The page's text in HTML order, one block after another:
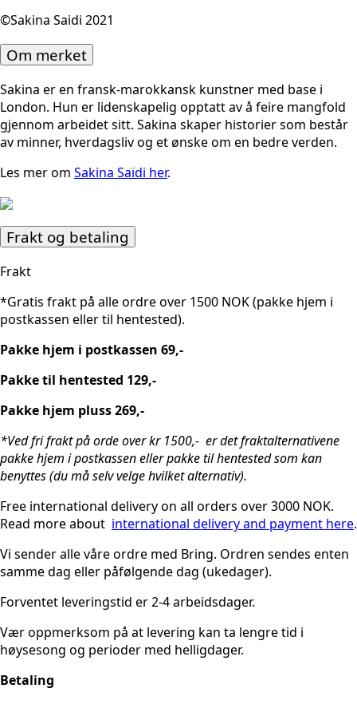
©Sakina Saidi 2021
Om merket
Sakina er en fransk-marokkansk kunstner med base i
London. Hun er lidenskapelig opptatt av å feire mangfold
gjennom arbeidet sitt. Sakina skaper historier som består
av minner, hverdagsliv og et ønske om en bedre verden.
Les mer om Sakina Saïdi her.
Frakt og betaling
Frakt
*Gratis frakt på alle ordre over 1500 NOK (pakke hjem i
postkassen eller til hentested).
Pakke hjem i postkassen 69,-
Pakke til hentested 129,-
Pakke hjem pluss 269,-
*Ved fri frakt på orde over kr 1500,- er det fraktalternativene
pakke hjem i postkassen eller pakke til hentested som kan
benyttes (du må selv velge hvilket alternativ).
Free international delivery on all orders over 3000 NOK.
Read more about international delivery and payment here.
Vi sender alle våre ordre med Bring. Ordren sendes enten
samme dag eller påfølgende dag (ukedager).
Forventet leveringstid er 2-4 arbeidsdager.
Vær oppmerksom på at levering kan ta lengre tid i
høysesong og perioder med helligdager.
Betaling